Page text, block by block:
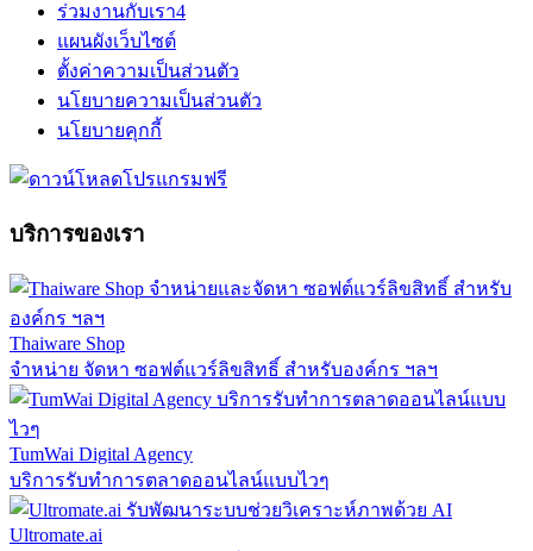
ร่วมงานกับเรา4
แผนผังเว็บไซต์
ตั้งค่าความเป็นส่วนตัว
นโยบายความเป็นส่วนตัว
นโยบายคุกกี้
บริการของเรา
Thaiware Shop
จำหน่าย จัดหา ซอฟต์แวร์ลิขสิทธิ์ สำหรับองค์กร ฯลฯ
TumWai Digital Agency
บริการรับทำการตลาดออนไลน์แบบไวๆ
Ultromate.ai